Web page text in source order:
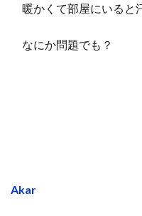
暖かくて部屋にいると
なにか問題でも？
Akar